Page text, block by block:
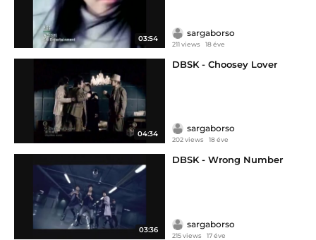
03:54
sargaborso
211 views 18 éve
04:34
DBSK - Choosey Lover
sargaborso
202 views 18 éve
03:36
DBSK - Wrong Number
sargaborso
215 views 17 éve